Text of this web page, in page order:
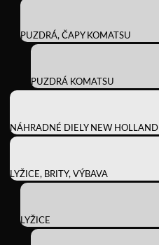
PUZDRÁ, ČAPY KOMATSU
PUZDRÁ KOMATSU
NÁHRADNÉ DIELY NEW HOLLAND
LYŽICE, BRITY, VÝBAVA
LYŽICE